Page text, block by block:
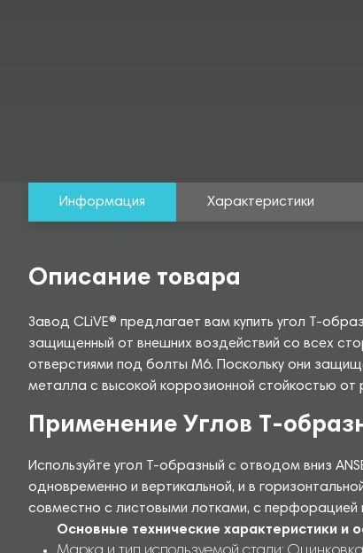
Информация Характеристики
Описание товара
Завод CLiVE® предлагает вам купить угол Т-
защищенный от внешних воздействий со всех
отверстиями под болты М6. Поскольку они
металла с высокой коррозионной стойкостью
Применение Углов Т-
Используйте угол Т-образный с отводом вниз
одновременно и вертикальной, и в
совместно с листовыми лотками, с перфорацией
Основные технические характеристики и